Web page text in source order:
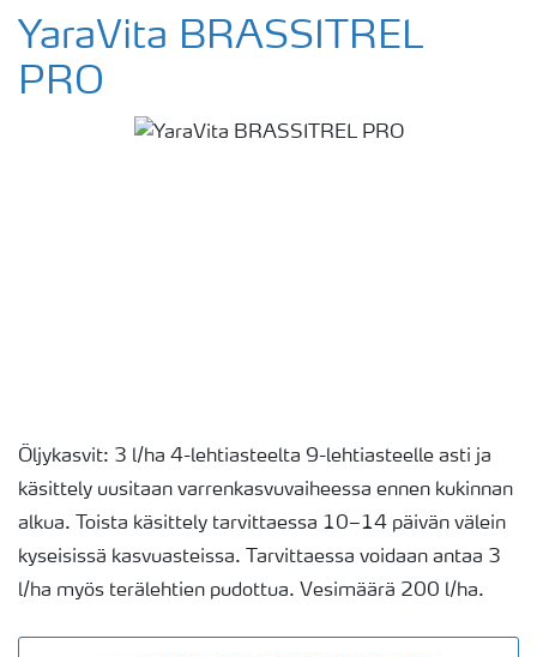
YaraVita BRASSITREL
PRO
Öljykasvit: 3 l/ha 4-lehtiasteelta 9-lehtiasteelle asti ja
käsittely uusitaan varrenkasvuvaiheessa ennen kukinnan
alkua. Toista käsittely tarvittaessa 10–14 päivän välein
kyseisissä kasvuasteissa. Tarvittaessa voidaan antaa 3
l/ha myös terälehtien pudottua. Vesimäärä 200 l/ha.